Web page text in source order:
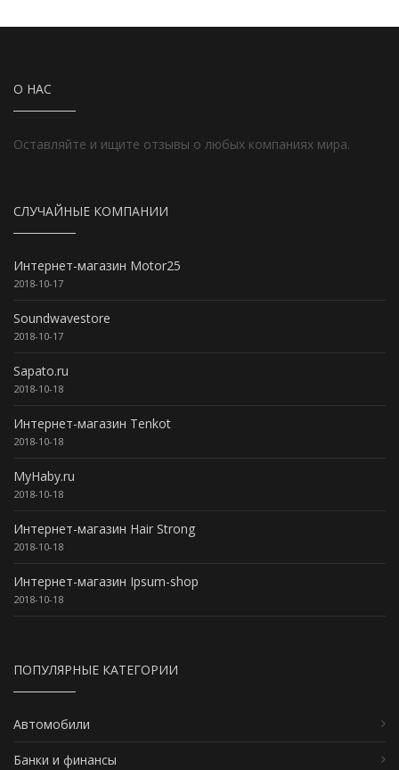
О НАС
Оставляйте и ищите отзывы о любых компаниях мира.
СЛУЧАЙНЫЕ КОМПАНИИ
Интернет-магазин Motor25
2018-10-17
Soundwavestore
2018-10-17
Sapato.ru
2018-10-18
Интернет-магазин Tenkot
2018-10-18
MyHaby.ru
2018-10-18
Интернет-магазин Hair Strong
2018-10-18
Интернет-магазин Ipsum-shop
2018-10-18
ПОПУЛЯРНЫЕ КАТЕГОРИИ
Автомобили
Банки и финансы